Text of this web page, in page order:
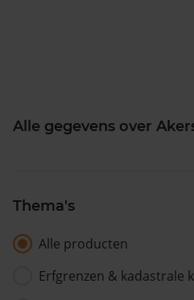
Alle gegevens over
Thema's
Alle producten
Erfgrenzen & kadastrale